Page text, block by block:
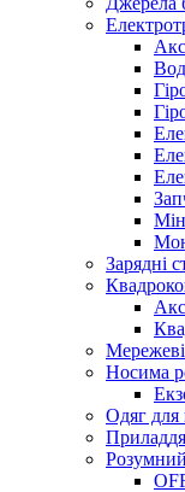
Зарядні
Носима
Одяг для